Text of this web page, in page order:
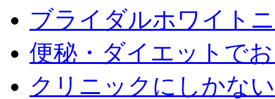
ブライダルホワイト
便秘・ダイエットで
クリニックにしかな